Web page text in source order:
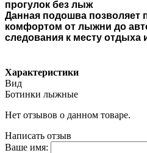
прогулок без лыж
Данная подошва позволяет
комфортом от лыжни до
следования к месту отдыха
Характеристики
Вид
Ботинки лыжные
Нет отзывов о данном товаре.
Написать отзыв
Ваше имя: